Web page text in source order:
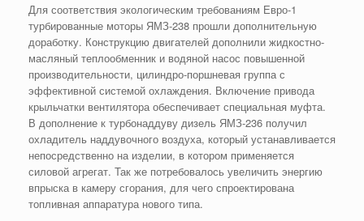
Для соответствия экологическим требованиям Евро-1
турбированные моторы ЯМЗ-238 прошли дополнительную
доработку. Конструкцию двигателей дополнили жидкостно-
масляный теплообменник и водяной насос повышенной
производительности, цилиндро-поршневая группа с
эффективной системой охлаждения. Включение привода
крыльчатки вентилятора обеспечивает специальная муфта.
В дополнение к турбонаддуву дизель ЯМЗ-236 получил
охладитель наддувочного воздуха, который устанавливается
непосредственно на изделии, в котором применяется
силовой агрегат. Так же потребовалось увеличить энергию
впрыска в камеру сгорания, для чего спроектирована
топливная аппаратура нового типа.